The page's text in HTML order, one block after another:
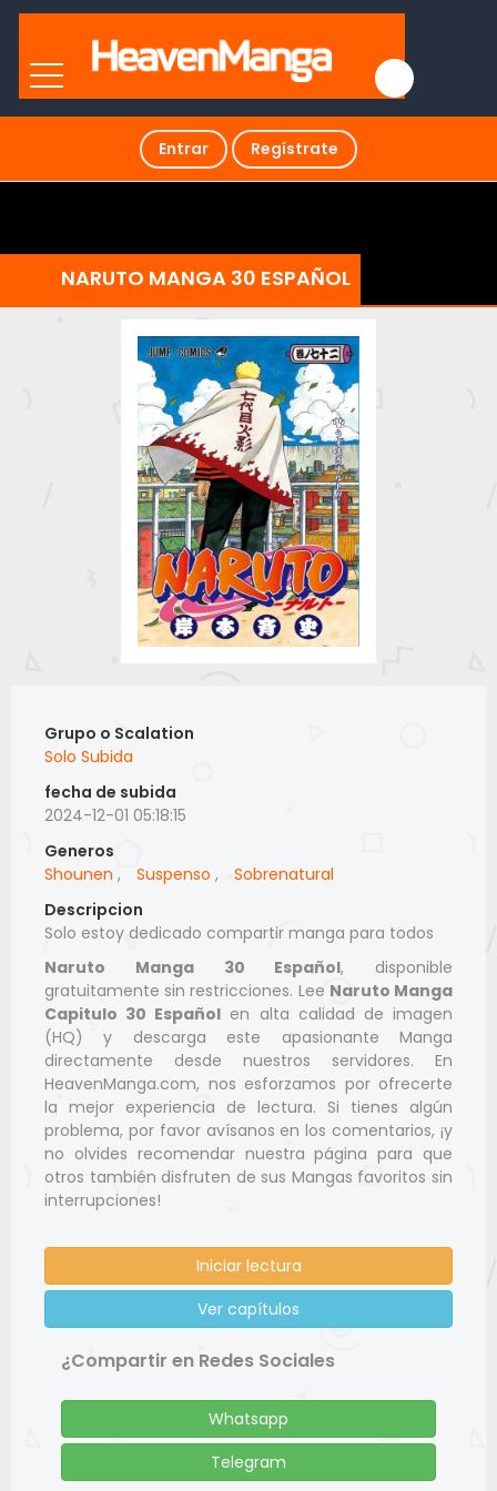
Entrar Regístrate
NARUTO MANGA 30 ESPAÑOL
Grupo o Scalation
Solo Subida
fecha de subida
2024-12-01 05:18:15
Generos
Shounen , Suspenso ,
Sobrenatural
Descripcion
Solo estoy dedicado compartir manga para todos
Naruto Manga 30 Español, disponible
gratuitamente sin restricciones. Lee Naruto Manga
Capitulo 30 Español en alta calidad de imagen
(HQ) y descarga este apasionante Manga
directamente desde nuestros servidores. En
HeavenManga.com, nos esforzamos por ofrecerte
la mejor experiencia de lectura. Si tienes algún
problema, por favor avísanos en los comentarios, ¡y
no olvides recomendar nuestra página para que
otros también disfruten de sus Mangas favoritos sin
interrupciones!
Iniciar lectura
Ver capítulos
¿Compartir en Redes Sociales
Whatsapp
Telegram